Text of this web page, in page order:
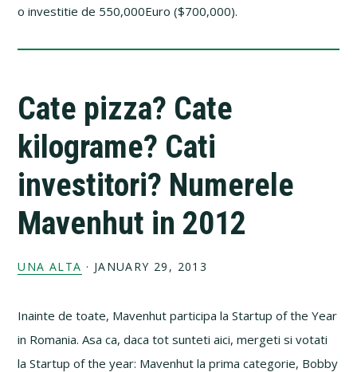
o investitie de 550,000Euro ($700,000).
Cate pizza? Cate
kilograme? Cati
investitori? Numerele
Mavenhut in 2012
UNA ALTA · JANUARY 29, 2013
Inainte de toate, Mavenhut participa la Startup of the Year
in Romania. Asa ca, daca tot sunteti aici, mergeti si votati
la Startup of the year: Mavenhut la prima categorie, Bobby